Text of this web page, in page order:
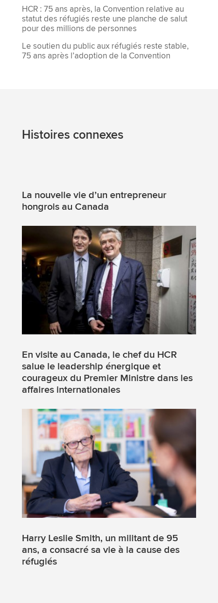
HCR : 75 ans après, la Convention relative au
statut des réfugiés reste une planche de salut
pour des millions de personnes
Le soutien du public aux réfugiés reste stable,
75 ans après l’adoption de la Convention
Histoires connexes
La nouvelle vie d’un entrepreneur
hongrois au Canada
En visite au Canada, le chef du HCR
salue le leadership énergique et
courageux du Premier Ministre dans les
affaires internationales
Harry Leslie Smith, un militant de 95
ans, a consacré sa vie à la cause des
réfugiés